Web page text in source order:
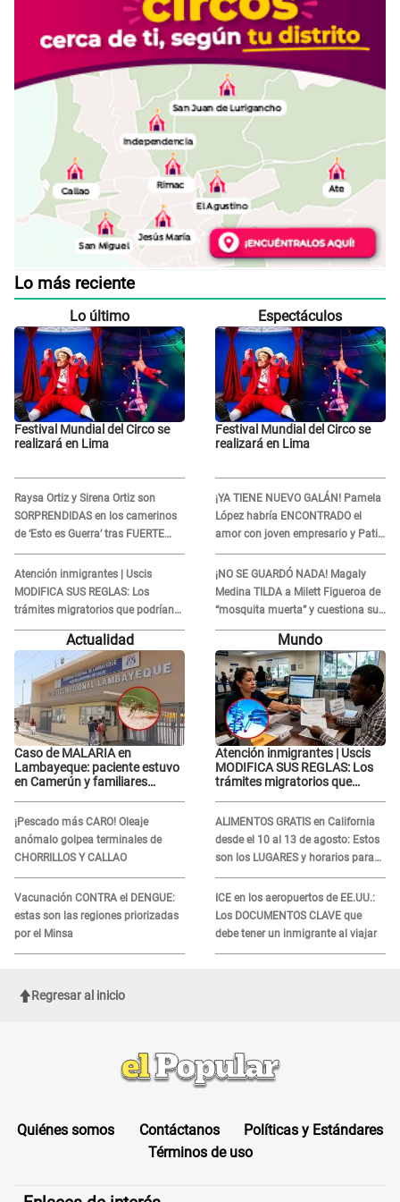
Lo más reciente
Lo último
Festival Mundial del Circo se
realizará en Lima
Raysa Ortiz y Sirena Ortiz son
SORPRENDIDAS en los camerinos
de ‘Esto es Guerra’ tras FUERTE
ENFRENTAMIENTO con Gabriel
Moisés: “Gracias”
Atención inmigrantes | Uscis
MODIFICA SUS REGLAS: Los
trámites migratorios que podrían
necesitar tu prueba de ADN
Espectáculos
Festival Mundial del Circo se
realizará en Lima
¡YA TIENE NUEVO GALÁN! Pamela
López habría ENCONTRADO el
amor con joven empresario y Pati
Lorena la ECHA en VIVO
¡NO SE GUARDÓ NADA! Magaly
Medina TILDA a Milett Figueroa de
“mosquita muerta” y cuestiona su
RECONCILIACIÓN con Marcelo
Tinelli en TV argentina
Actualidad
Caso de MALARIA en
Lambayeque: paciente estuvo
en Camerún y familiares
¡Pescado más CARO! Oleaje
anómalo golpea terminales de
CHORRILLOS Y CALLAO
Vacunación CONTRA el DENGUE:
estas son las regiones priorizadas
por el Minsa
Mundo
Atención inmigrantes | Uscis
MODIFICA SUS REGLAS: Los
trámites migratorios que
ALIMENTOS GRATIS en California
desde el 10 al 13 de agosto: Estos
son los LUGARES y horarios para
recibir la ayuda
ICE en los aeropuertos de EE.UU.:
Los DOCUMENTOS CLAVE que
debe tener un inmigrante al viajar
Regresar al inicio
Quiénes somos Contáctanos
Políticas y Estándares
Términos de uso